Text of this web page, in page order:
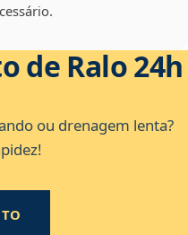
de Ralo 24h
ou drenagem lenta?